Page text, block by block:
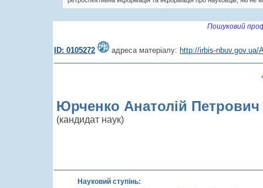
Пошуковий
ID: 0105272 адреса матеріалу: http://irbis-nbuv.gov.ua/
Юрченко Анатолій Петрович
(кандидат наук)
Науковий ступінь: